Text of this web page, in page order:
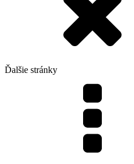
Ďalšie stránky